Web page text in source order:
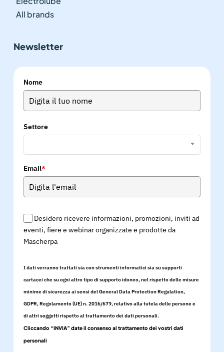
All brands
Newsletter
Nome
Settore
Email*
Desidero ricevere informazioni, promozioni, inviti ad
eventi, fiere e webinar organizzate e prodotte da
Mascherpa
I dati verranno trattati sia con strumenti informatici sia su supporti
cartacei che su ogni altro tipo di supporto idoneo, nel rispetto delle misure
minime di sicurezza ai sensi del General Data Protection Regulation,
GDPR, Regolamento (UE) n. 2016/679, relativo alla tutela delle persone e
di altri soggetti rispetto al trattamento dei dati personali.
Cliccando “INVIA” date il consenso al trattamento dei vostri dati
personali